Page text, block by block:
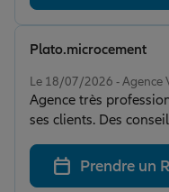
Le 18/07/2026 - Agence
Agence très
ses clients. Des
accompagnement
hésiter.
Plato.microcement
Prendre un